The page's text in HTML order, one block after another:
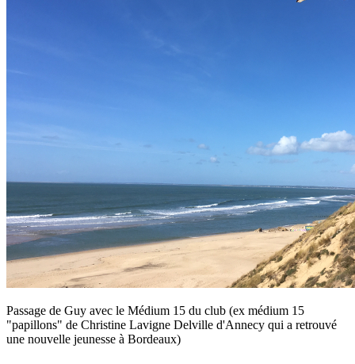
Passage de Guy avec le Médium 15 du club (ex médium 15
"papillons" de Christine Lavigne Delville d'Annecy qui a retrouvé
une nouvelle jeunesse à Bordeaux)